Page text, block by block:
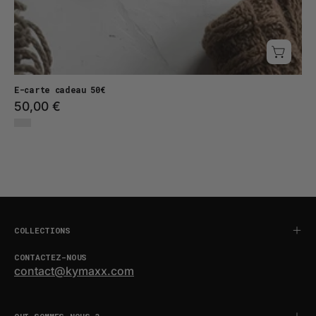
E-carte cadeau 50€
50,00 €
COLLECTIONS
CONTACTEZ-NOUS
contact@kymaxx.com